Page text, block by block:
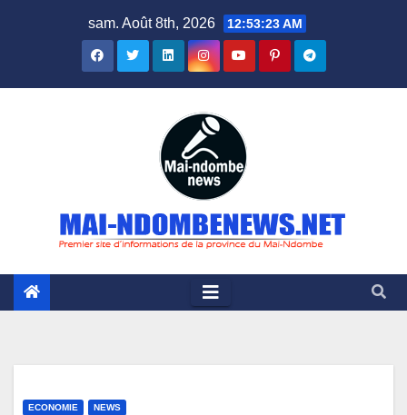
sam. Août 8th, 2026 12:53:24 AM
ECONOMIE NEWS